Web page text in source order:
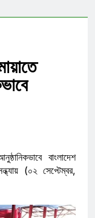
বাংলাদেশ
(০২ সেপ্টেম্বর,